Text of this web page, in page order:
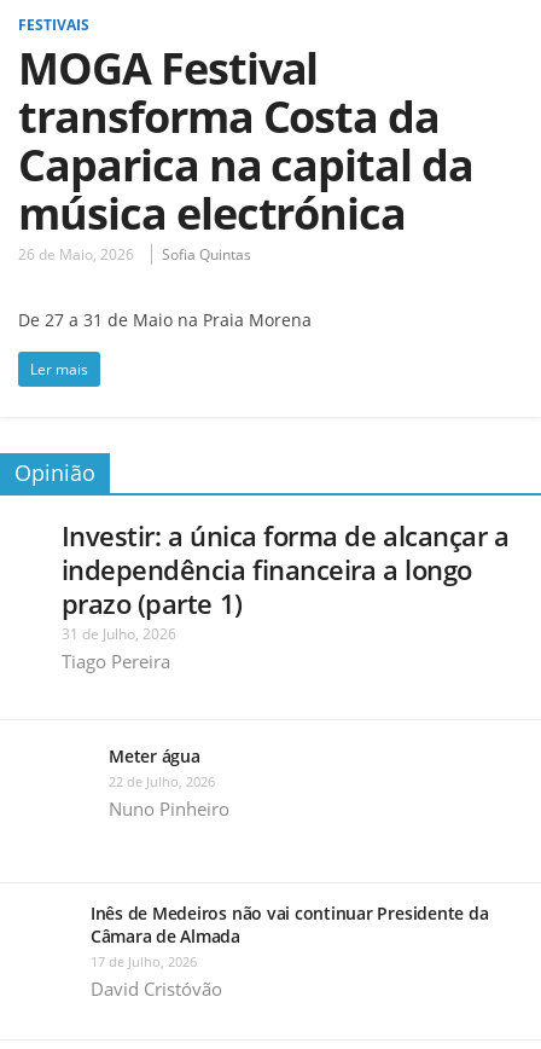
FESTIVAIS
MOGA Festival
transforma Costa da
Caparica na capital da
música electrónica
26 de Maio, 2026 Sofia Quintas
De 27 a 31 de Maio na Praia Morena
Ler mais
Opinião
Investir: a única forma de alcançar a
independência financeira a longo
prazo (parte 1)
31 de Julho, 2026
Tiago Pereira
Meter água
22 de Julho, 2026
Nuno Pinheiro
Inês de Medeiros não vai continuar Presidente da
Câmara de Almada
17 de Julho, 2026
David Cristóvão